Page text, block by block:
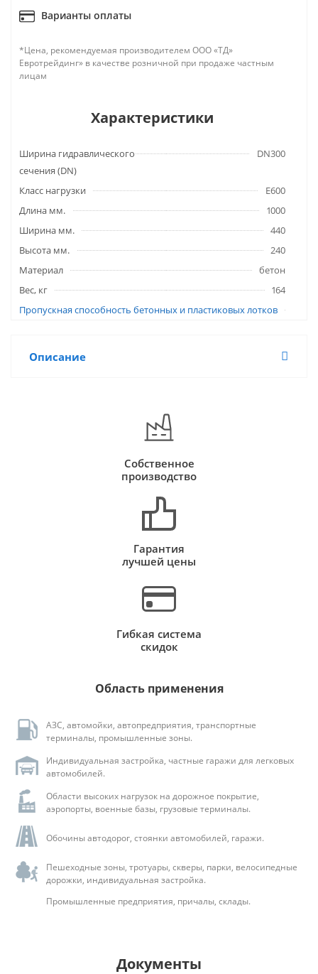
Варианты оплаты
*Цена, рекомендуемая производителем ООО «ТД»
Евротрейдинг» в качестве розничной при продаже частным
лицам
Характеристики
Ширина гидравлического
сечения (DN)
DN300
Класс нагрузки
E600
Длина мм.
1000
Ширина мм.
440
Высота мм.
240
Материал
бетон
Вес, кг
164
Пропускная способность бетонных и пластиковых лотков
Описание
Собственное
производство
Гарантия
лучшей цены
Гибкая система
скидок
Область применения
АЗС, автомойки, автопредприятия, транспортные
терминалы, промышленные зоны.
Индивидуальная застройка, частные гаражи для легковых
автомобилей.
Области высоких нагрузок на дорожное покрытие,
аэропорты, военные базы, грузовые терминалы.
Обочины автодорог, стоянки автомобилей, гаражи.
Пешеходные зоны, тротуары, скверы, парки, велосипедные
дорожки, индивидуальная застройка.
Промышленные предприятия, причалы, склады.
Документы